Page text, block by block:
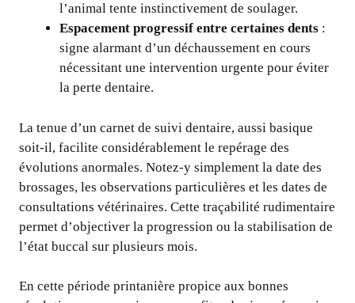
l’animal tente instinctivement de soulager.
Espacement progressif entre certaines dents :
signe alarmant d’un déchaussement en cours
nécessitant une intervention urgente pour éviter
la perte dentaire.
La tenue d’un carnet de suivi dentaire, aussi basique
soit-il, facilite considérablement le repérage des
évolutions anormales. Notez-y simplement la date des
brossages, les observations particulières et les dates de
consultations vétérinaires. Cette traçabilité rudimentaire
permet d’objectiver la progression ou la stabilisation de
l’état buccal sur plusieurs mois.
En cette période printanière propice aux bonnes